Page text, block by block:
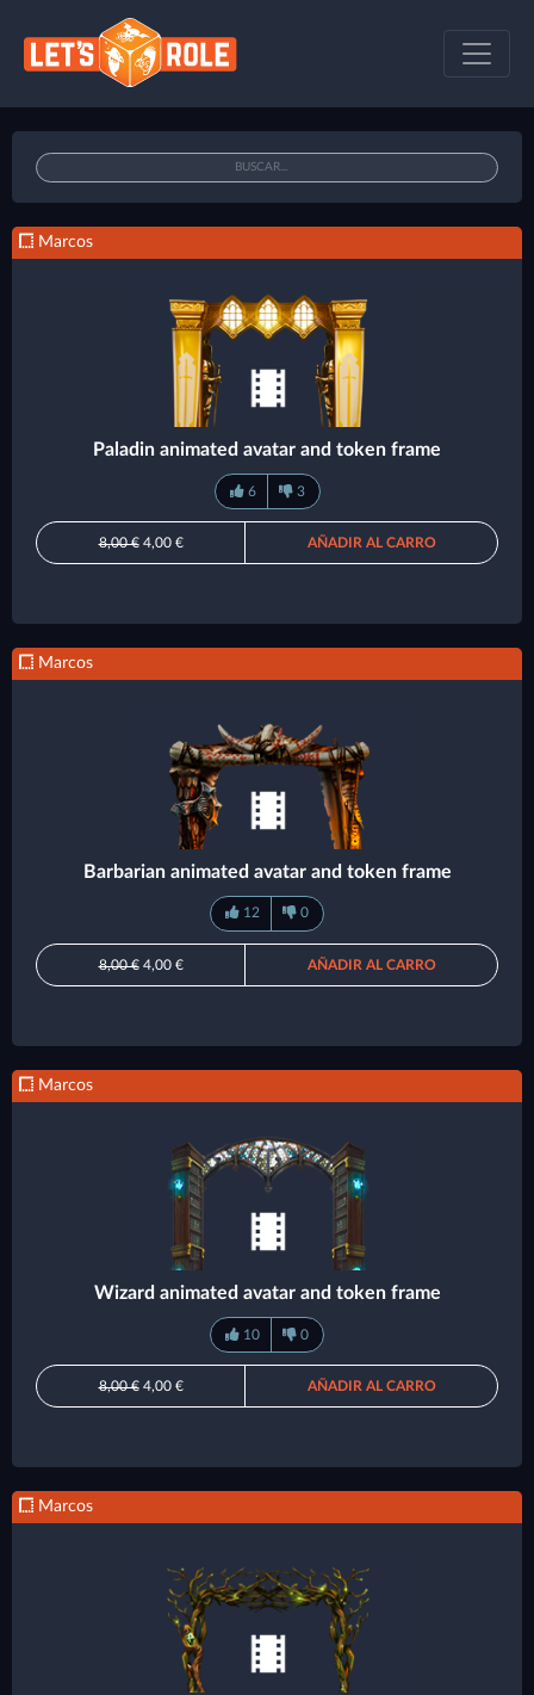
Marcos
Paladin animated avatar and token frame
6 3
8,00 €4,00 € AÑADIR AL CARRO
Marcos
Barbarian animated avatar and token frame
12 0
8,00 €4,00 € AÑADIR AL CARRO
Marcos
Wizard animated avatar and token frame
10 0
8,00 €4,00 € AÑADIR AL CARRO
Marcos